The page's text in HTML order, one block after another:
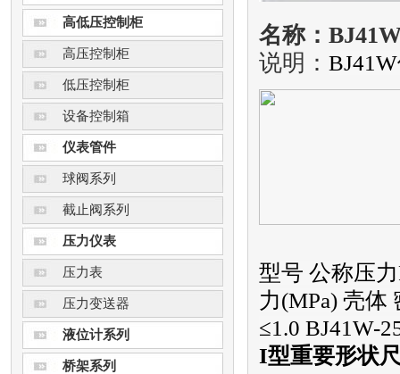
高低压控制柜
高压控制柜
低压控制柜
设备控制箱
仪表管件
球阀系列
截止阀系列
压力仪表
压力表
压力变送器
液位计系列
桥架系列
名称：
说明：
型号 公称压
力(MPa) 壳体
≤1.0 BJ41W-
I型重要形状